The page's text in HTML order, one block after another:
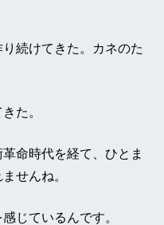
続けてきた。カネのた
た。
命時代を経て、ひとま
せんね。
じているんです。